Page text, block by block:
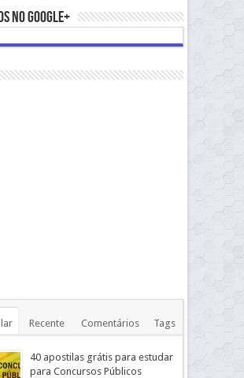
no Google+
Recente Comentários Tags
40 apostilas grátis para estudar
para Concursos Públicos